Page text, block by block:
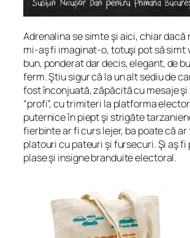
Adrenalina se simte şi aici, chiar dacă
mi-aş fi imaginat-o, totuşi pot să simt
bun, ponderat dar decis, elegant, de
ferm. Ştiu sigur că la un alt sediu de
fost înconjuată, zăpăcită cu mesaje
“profi”, cu trimiteri la platforma
puternice în piept şi strigăte
fierbinte ar fi curs lejer, ba poate că
platouri cu pateuri şi fursecuri. Şi aş
plase şi insigne branduite electoral.